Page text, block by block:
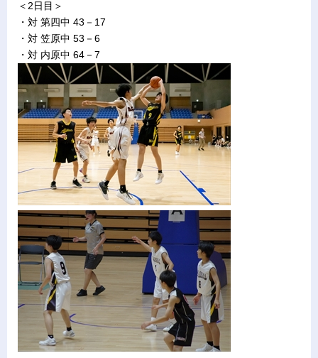
＜2日目＞
・対 第四中 43－17
・対 笠原中 53－6
・対 内原中 64－7